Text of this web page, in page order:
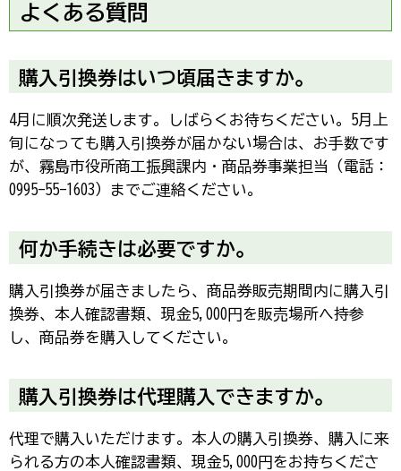
よくある質問
購入引換券はいつ頃届きますか。
4月に順次発送します。しばらくお待ちください。5月上
旬になっても購入引換券が届かない場合は、お手数です
が、霧島市役所商工振興課内・商品券事業担当（電話：
0995-55-1603）までご連絡ください。
何か手続きは必要ですか。
購入引換券が届きましたら、商品券販売期間内に購入引
換券、本人確認書類、現金5,000円を販売場所へ持参
し、商品券を購入してください。
購入引換券は代理購入できますか。
代理で購入いただけます。本人の購入引換券、購入に来
られる方の本人確認書類、現金5,000円をお持ちくださ